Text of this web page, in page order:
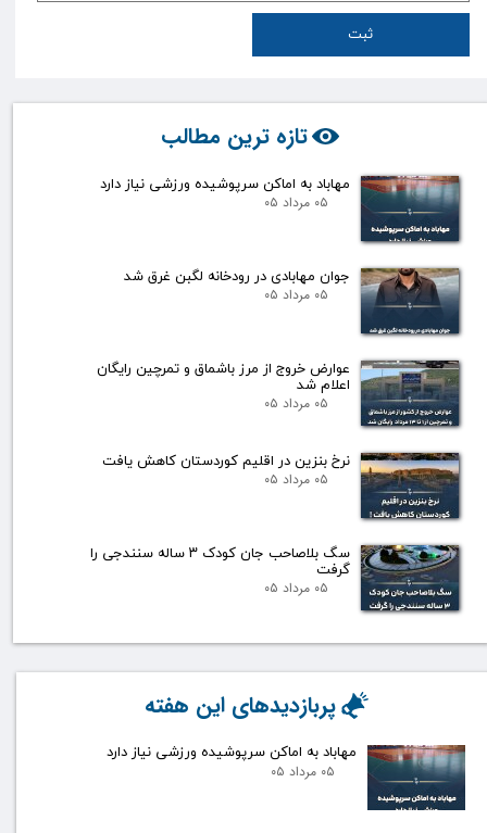
تازه ترین مطالب
مهاباد به اماکن سرپوشیده ورزشی نیاز دارد
۰۵ مرداد ۰۵
جوان مهابادی در رودخانه لگبن غرق شد
۰۵ مرداد ۰۵
عوارض خروج از مرز باشماق و تمرچین رایگان
اعلام شد
۰۵ مرداد ۰۵
نرخ بنزین در اقلیم کوردستان کاهش یافت
۰۵ مرداد ۰۵
سگ بلاصاحب جان کودک ۳ ساله سنندجی را
گرفت
۰۵ مرداد ۰۵
مهاباد به اماکن سرپوشیده ورزشی نیاز دارد
۰۵ مرداد ۰۵
پربازدیدهای این هفته
ثبت